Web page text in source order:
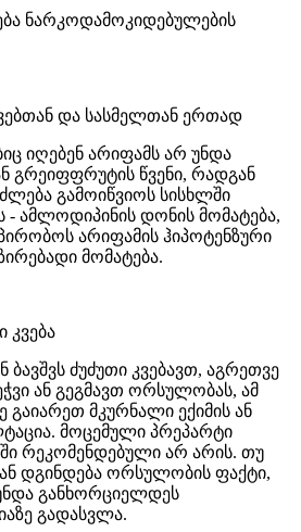
ნარკოდამოკიდებულების
და სასმელთან ერთად
იღებენ არიფამს არ უნდა
გრეიფფრუტის წვენი, რადგან
გამოიწვიოს სისხლში
- ამლოდიპინის დონის მომატება,
არიფამის ჰიპოტენზური
მომატება.
ძუძუთი კვებავთ, აგრეთვე
ან გეგმავთ ორსულობას, ამ
გაიარეთ მკურნალი ექიმის ან
მოცემული პრეპარტი
რეკომენდებული არ არის. თუ
დგინდება ორსულობის ფაქტი,
განხორციელდეს
გადასვლა.